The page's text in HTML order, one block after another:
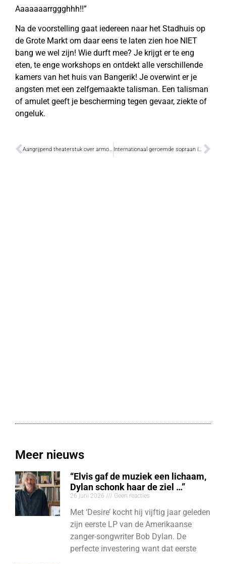
Aaaaaaarrggghhh!!”
Na de voorstelling gaat iedereen naar het Stadhuis op
de Grote Markt om daar eens te laten zien hoe NIET
bang we wel zijn! Wie durft mee? Je krijgt er te eng
eten, te enge workshops en ontdekt alle verschillende
kamers van het huis van Bangerik! Je overwint er je
angsten met een zelfgemaakte talisman. Een talisman
of amulet geeft je bescherming tegen gevaar, ziekte of
ongeluk.
Aangrijpend theaterstuk over armoede in Belgica Internationaal geroemde sopraan in Vlassenbroek
Meer nieuws
“Elvis gaf de muziek een lichaam,
Dylan schonk haar de ziel …”
26 juni 2026 Geen reacties
Met ‘Desire’ kocht hij vijftig jaar geleden
zijn eerste LP van de Amerikaanse
zanger-songwriter Bob Dylan. De
perfecte investering want dat eerste